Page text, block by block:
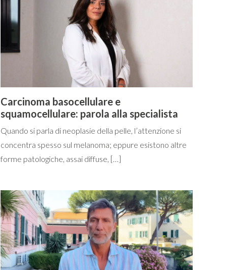
Carcinoma basocellulare e
squamocellulare: parola alla specialista
Quando si parla di neoplasie della pelle, l’attenzione si
concentra spesso sul melanoma; eppure esistono altre
forme patologiche, assai diffuse, […]